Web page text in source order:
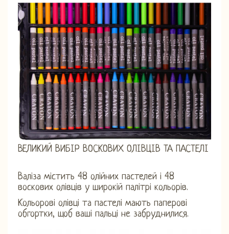
ВЕЛИКИЙ ВИБІР ВОСКОВИХ ОЛІВЦІВ ТА ПАСТЕЛІ
Валіза містить 48 олійних пастелей і 48
воскових олівців у широкій палітрі кольорів.
Кольорові олівці та пастелі мають паперові
обгортки, щоб ваші пальці не забруднилися.